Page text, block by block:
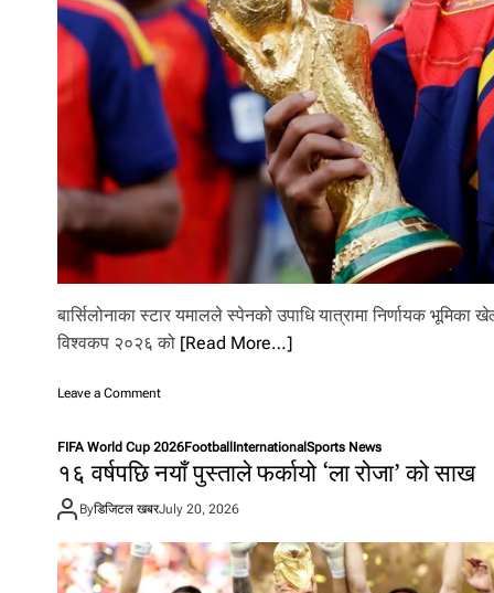
का
ए
:
ला
मि
न
या
ल
बार्सिलोनाका स्टार यमालले स्पेनको उपाधि यात्रामा निर्णायक
विश्वकप २०२६ को [Read More…]
Leave a Commento
न
ला
च्या
म्पि
य
न
FIFA World Cup 2026Football InternationalSports News
१६ वर्षपछि नयाँ पुस्ताले फर्कायो ‘ला रोजा’ को साख
Byडिजिटल खबरJuly 20, 2026